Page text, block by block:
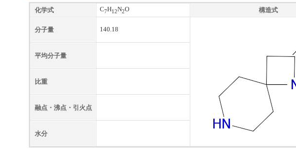
化学式 C7H12N2O 構造式
分子量 140.18
平均分子量
比重
融点・沸点・引火点
水分